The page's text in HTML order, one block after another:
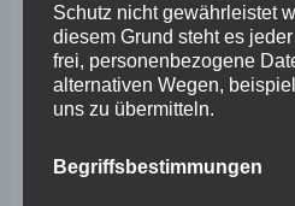
Schutz nicht gewährleistet
diesem Grund steht es
frei, personenbezogene
alternativen Wegen,
uns zu übermitteln.
Begriffsbestimmungen